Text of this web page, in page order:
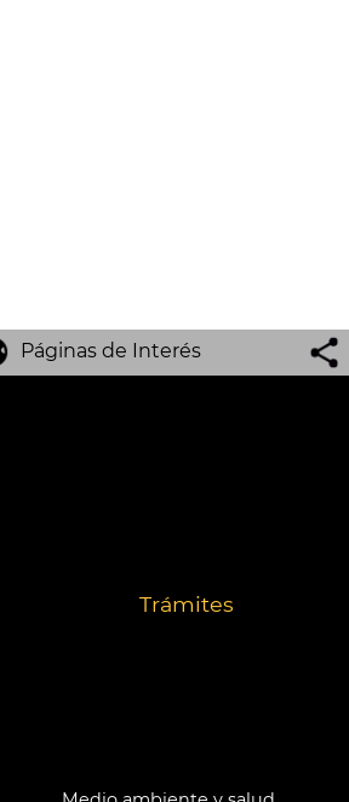
Páginas de Interés
Trámites